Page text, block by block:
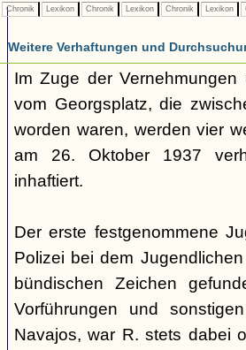
Chronik Lexikon Chronik Lexikon Chronik Lexikon
Weitere Verhaftungen und
Im Zuge der
vom Georgsplatz, die
worden waren, werden vier
am 26. Oktober 1937
inhaftiert.
Der erste festgenommene
Polizei bei dem
bündischen Zeichen
Vorführungen und
Navajos, war R. stets dabei